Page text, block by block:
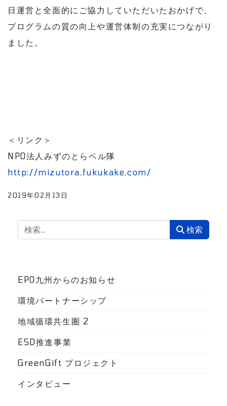
日運営と全面的にご協力していただいたおかげで、
プログラムの質の向上や運営体制の充実につながり
ました。
＜リンク＞
NPO法人みずのとらベル隊
http://mizutora.fukukake.com/
2019年02月13日
検索 検索
EPO九州からのお知らせ
環境パートナーシップ
地域循環共生圏 2
ESD推進事業
GreenGift プロジェクト
インタビュー